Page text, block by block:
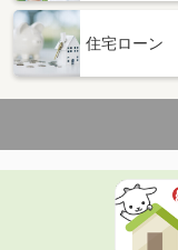
住宅ローン